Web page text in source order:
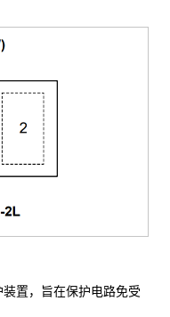
装置，旨在保护电路免受